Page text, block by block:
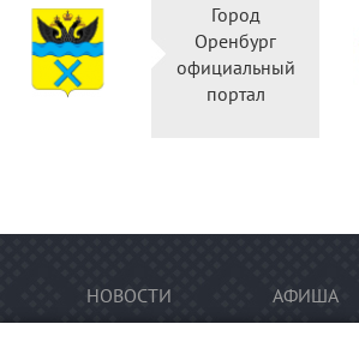
Город
Оренбург
официальный
портал
НОВОСТИ АФИША